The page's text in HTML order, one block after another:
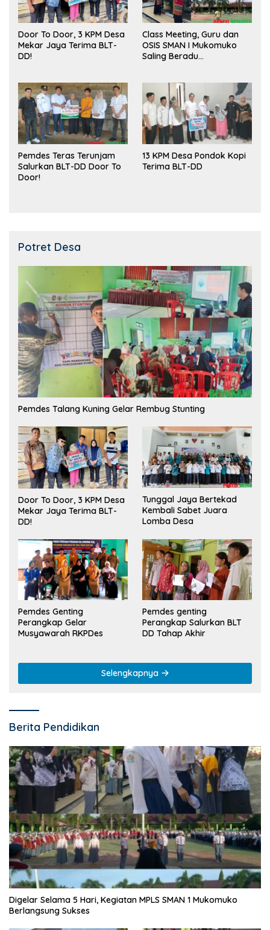
Door To Door, 3 KPM Desa
Mekar Jaya Terima BLT-
DD!
Class Meeting, Guru dan
OSIS SMAN I Mukomuko
Saling Beradu
Pemdes Teras Terunjam
Salurkan BLT-DD Door To
Door!
13 KPM Desa Pondok Kopi
Terima BLT-DD
Potret Desa
Pemdes Talang Kuning Gelar Rembug Stunting
Door To Door, 3 KPM Desa
Mekar Jaya Terima BLT-
DD!
Tunggal Jaya Bertekad
Kembali Sabet Juara
Lomba Desa
Pemdes Genting
Perangkap Gelar
Musyawarah RKPDes
Pemdes genting
Perangkap Salurkan BLT
DD Tahap Akhir
Selengkapnya
Berita Pendidikan
Digelar Selama 5 Hari, Kegiatan MPLS SMAN 1 Mukomuko
Berlangsung Sukses